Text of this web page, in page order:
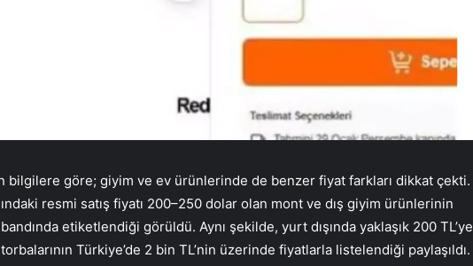
bilgilere göre; giyim ve ev ürünlerinde de benzer fiyat farkları dikkat çekti.
resmi satış fiyatı 200–250 dolar olan mont ve dış giyim ürünlerinin
etiketlendiği görüldü. Aynı şekilde, yurt dışında yaklaşık 200 TL’ye
Türkiye’de 2 bin TL’nin üzerinde fiyatlarla listelendiği paylaşıldı.